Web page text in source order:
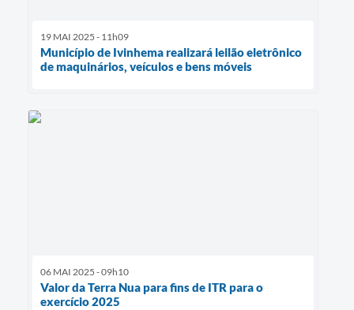
19 MAI 2025 - 11h09
Município de Ivinhema realizará leilão eletrônico
de maquinários, veículos e bens móveis
06 MAI 2025 - 09h10
Valor da Terra Nua para fins de ITR para o
exercício 2025